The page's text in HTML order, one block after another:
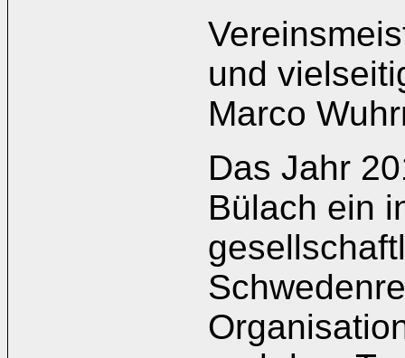
und
Marco
Das Jahr
Bülach ein